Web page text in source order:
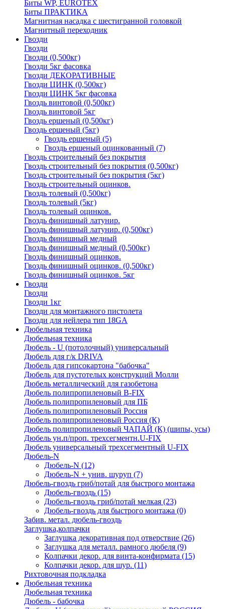
Биты WP, EUROTEX
Биты ПРАКТИКА
Магнитная насадка с шестигранной головкой
Магнитный переходник
Гвозди
Гвозди
Гвозди (0,500кг)
Гвозди 5кг фасовка
Гвозди ДЕКОРАТИВНЫЕ
Гвозди ЦИНК (0,500кг)
Гвозди ЦИНК 5кг фасовка
Гвоздь винтовой (0,500кг)
Гвоздь винтовой 5кг
Гвоздь ершеный (0,500кг)
Гвоздь ершеный (5кг)
Гвоздь ершеный (5)
Гвоздь ершеный оцинкованный (7)
Гвоздь строительный без покрытия
Гвоздь строительный без покрытия (0,500кг)
Гвоздь строительный без покрытия (5кг)
Гвоздь строительный оцинков.
Гвоздь толевый (0,500кг)
Гвоздь толевый (5кг)
Гвоздь толевый оцинков.
Гвоздь финишный латунир.
Гвоздь финишный латунир. (0,500кг)
Гвоздь финишный медный
Гвоздь финишный медный (0,500кг)
Гвоздь финишный оцинков.
Гвоздь финишный оцинков. (0,500кг)
Гвоздь финишный оцинков. 5кг
Гвозди
Гвозди
Гвозди 1кг
Гвозди для монтажного пистолета
Гвозди для нейлера тип 18GA
Дюбельная техника
Дюбельная техника
Дюбель - U (потолочный) универсальный
Дюбель для г/к DRIVA
Дюбель для гипсокартона "бабочка"
Дюбель для пустотелых конструкций Молли
Дюбель металлический для газобетона
Дюбель полипропиленовый В-FIX
Дюбель полипропиленовый для ПБ
Дюбель полипропиленовый Россия
Дюбель полипропиленовый Россия (К)
Дюбель полипропиленовый ЧАПАЙ (К) (шипы, усы)
Дюбель ун.п/проп. трехсегментн.U-FIX
Дюбель универсальный трехсегментный U-FIX
Дюбель-N
Дюбель-N (12)
Дюбель-N + унив. шуруп (7)
Дюбель-гвоздь гриб/потай для быстрого монтажа
Дюбель-гвоздь (15)
Дюбель-гвоздь гриб/потай мелкая (23)
Дюбель-гвоздь для быстрого монтажа (0)
Забив. метал. дюбель-гвоздь
Заглушка,колпачки
Заглушка декоративная под отверствие (26)
Заглушка для металл. рамного дюбеля (9)
Колпачки декор. для винта-конфирмата (15)
Колпачки декор. для шур. (11)
Рихтовочная подкладка
Дюбельная техника
Дюбельная техника
Дюбель - бабочка